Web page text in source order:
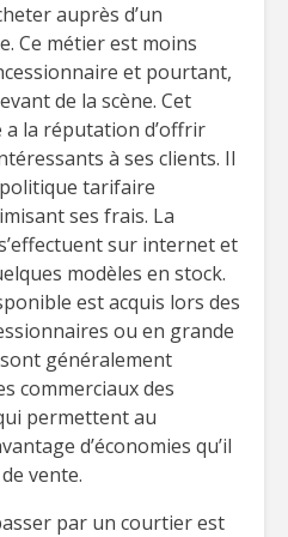
auprès d’un
Ce métier est moins
et pourtant,
de la scène. Cet
la réputation d’offrir
à ses clients. Il
tarifaire
ses frais. La
sur internet et
modèles en stock.
est acquis lors des
ou en grande
généralement
commerciaux des
permettent au
d’économies qu’il
vente.
par un courtier est